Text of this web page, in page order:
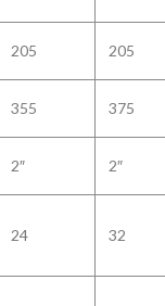
205 205
355 375
2″ 2″
24 32